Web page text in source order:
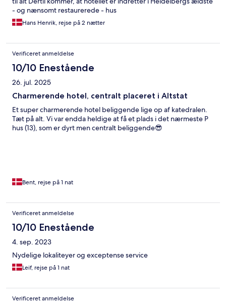
- og nænsomt restaurerede - hus
Hans Henrik, rejse på 2 nætter
Verificeret anmeldelse
10/10 Enestående
26. jul. 2025
Charmerende hotel, centralt placeret i Altstat
Et super charmerende hotel beliggende lige op af katedralen.
Tæt på alt. Vi var endda heldige at få et plads i det nærmeste P
hus (13), som er dyrt men centralt beliggende😎
Bent, rejse på 1 nat
Verificeret anmeldelse
10/10 Enestående
4. sep. 2023
Nydelige lokaliteyer og exceptense service
Leif, rejse på 1 nat
Verificeret anmeldelse